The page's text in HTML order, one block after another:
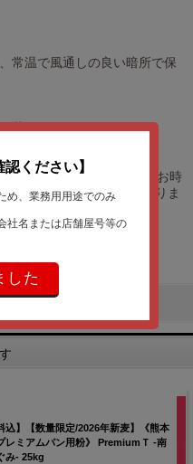
常温で風通しの良い暗所で保
花園1丁目25-1
にするまで、 約4～7日のお時
く・地域によって差がありま
出荷となります。
込】【数量限定/2026年新麦】《熊本
レミアムパン用粉》 PremiumＴ -南
み- 25kg
認ください】
め、業務用用途でのみ
社名または店舗屋号等の
した